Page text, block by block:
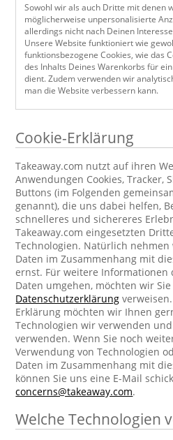
Sowohl wir als auch Dritte mit denen
möglicherweise unpersonalisierte
allerdings nicht nach Deinen
Unsere Website funktioniert wie
funktionsbezogene Cookies, wie das
des Inhalts Deines Warenkorbs für
dient. Zudem verwenden wir
man die Website verbessern kann.
Cookie-Erklärung
Takeaway.com nutzt auf ihren
Anwendungen Cookies, Tracker,
Buttons (im Folgenden
genannt), die uns dabei helfen,
schnelleres und sichereres
Takeaway.com eingesetzten
Technologien. Natürlich
Daten im Zusammenhang mit
ernst. Für weitere
Daten umgehen, möchten wir
Datenschutzerklärung
Erklärung möchten wir Ihnen
Technologien wir verwenden
verwenden. Wenn Sie noch
Verwendung von Technologien
Daten im Zusammenhang mit
können Sie uns eine E-Mail
concerns@takeaway.com.
Welche Technologien